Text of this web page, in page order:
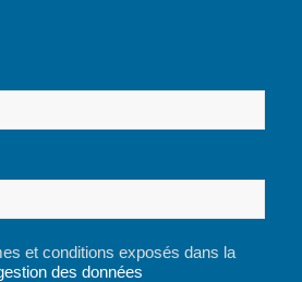
et conditions exposés dans la
des données